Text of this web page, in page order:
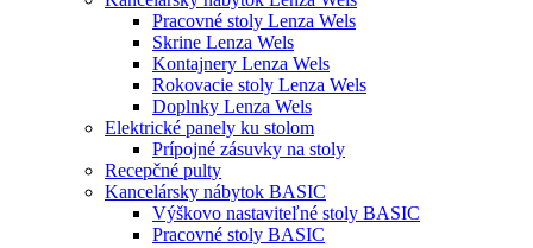
Pracovné stoly Lenza Wels
Skrine Lenza Wels
Kontajnery Lenza Wels
Rokovacie stoly Lenza Wels
Doplnky Lenza Wels
Elektrické panely ku stolom
Prípojné zásuvky na stoly
Recepčné pulty
Kancelársky nábytok BASIC
Výškovo nastaviteľné stoly BASIC
Pracovné stoly BASIC